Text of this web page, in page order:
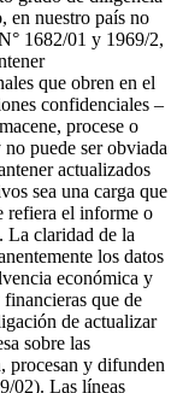
en nuestro país no
1682/01 y 1969/2,
que obren en el
confidenciales –
procese o
puede ser obviada
actualizados
sea una carga que
refiera el informe o
La claridad de la
los datos
económica y
que de
de actualizar
sobre las
procesan y difunden
02). Las líneas